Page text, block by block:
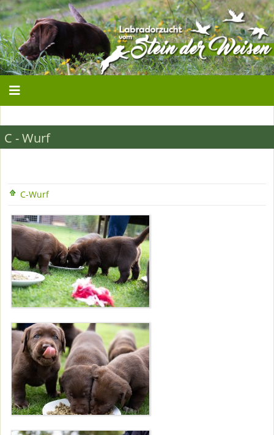
C - Wurf
C-Wurf